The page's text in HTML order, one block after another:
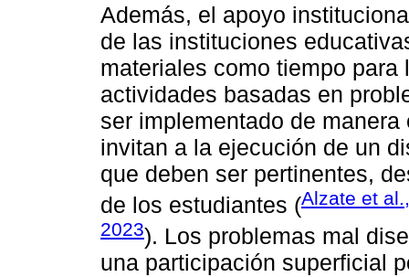
Además, el apoyo
de las instituciones
materiales como tiempo
actividades basadas en
ser implementado de
invitan a la ejecución de un
que deben ser pertinentes,
de los estudiantes (Alzate et
2023). Los problemas mal
una participación superficial